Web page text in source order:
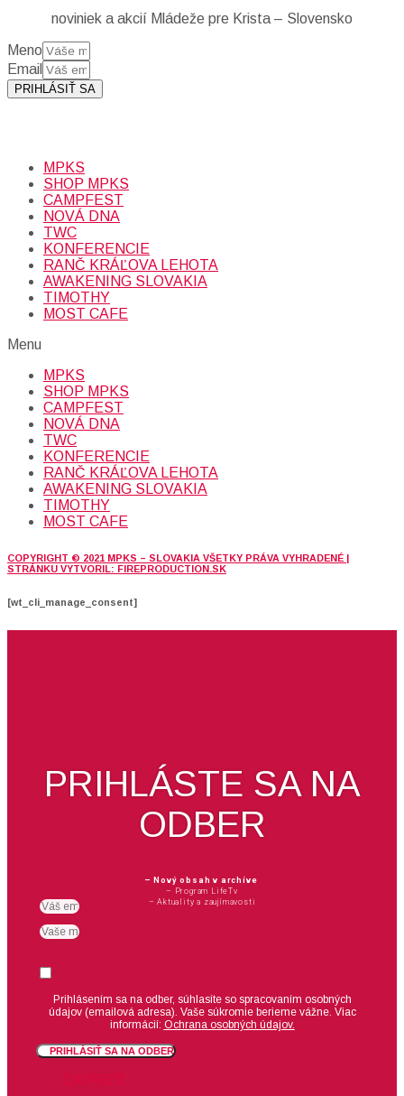
noviniek a akcií Mládeže pre Krista – Slovensko
Meno
Email
PRIHLÁSIŤ SA
MPKS
SHOP MPKS
CAMPFEST
NOVÁ DNA
TWC
KONFERENCIE
RANČ KRÁĽOVA LEHOTA
AWAKENING SLOVAKIA
TIMOTHY
MOST CAFE
Menu
MPKS
SHOP MPKS
CAMPFEST
NOVÁ DNA
TWC
KONFERENCIE
RANČ KRÁĽOVA LEHOTA
AWAKENING SLOVAKIA
TIMOTHY
MOST CAFE
COPYRIGHT © 2021 MPKS – SLOVAKIA VŠETKY PRÁVA VYHRADENÉ |
STRÁNKU VYTVORIL: FIREPRODUCTION.SK
[wt_cli_manage_consent]
PRIHLÁSTE SA NA
ODBER
– Nový obsah v archíve
– Program LifeTv
– Aktuality a zaujímavosti
Prihlásením sa na odber, súhlasíte so spracovaním osobných
údajov (emailová adresa). Vaše súkromie berieme vážne. Viac
informácií: Ochrana osobných údajov.
PRIHLÁSIŤ SA NA ODBER